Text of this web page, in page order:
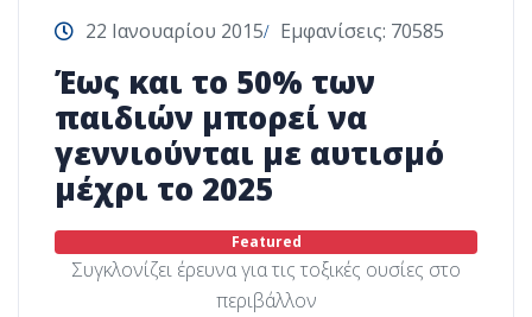
Featured
Έως και το 50% των
παιδιών μπορεί να
γεννιούνται με αυτισμό
μέχρι το 2025
22 Ιανουαρίου 2015 Εμφανίσεις: 70585
Συγκλονίζει έρευνα για τις τοξικές ουσίες στο
περιβάλλον